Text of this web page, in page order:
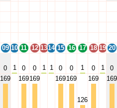
09 10 11 12 1314 15 16 17 18 19 20
0 1 0 0 1 1 0 0 1 0 1 0
169 169169 169169
126
169 169